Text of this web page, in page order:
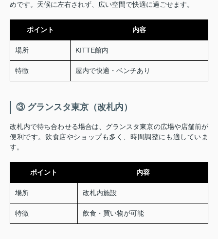
めです。天候に左右されず、広い空間で快適に過ごせます。
ポイント 内容
場所 KITTE館内
特徴 屋内で快適・ベンチあり
③ グランスタ東京（改札内）
改札内で待ち合わせる場合は、グランスタ東京の広場や店舗前が
便利です。飲食店やショップも多く、時間調整にも適していま
す。
ポイント 内容
場所 改札内施設
特徴 飲食・買い物が可能